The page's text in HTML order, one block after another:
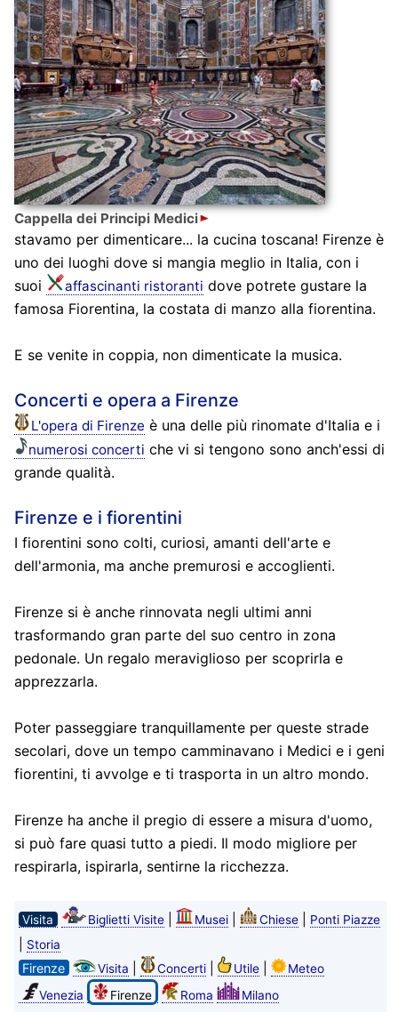
Cappella dei Principi Medici
stavamo per dimenticare... la cucina toscana! Firenze è
uno dei luoghi dove si mangia meglio in Italia, con i
suoi
affascinanti ristoranti dove potrete gustare la
famosa Fiorentina, la costata di manzo alla fiorentina.
E se venite in coppia, non dimenticate la musica.
Concerti e opera a Firenze
L'opera di Firenze è una delle più rinomate d'Italia e i
numerosi concerti che vi si tengono sono anch'essi di
grande qualità.
Firenze e i fiorentini
I fiorentini sono colti, curiosi, amanti dell'arte e
dell'armonia, ma anche premurosi e accoglienti.
Firenze si è anche rinnovata negli ultimi anni
trasformando gran parte del suo centro in zona
pedonale. Un regalo meraviglioso per scoprirla e
apprezzarla.
Poter passeggiare tranquillamente per queste strade
secolari, dove un tempo camminavano i Medici e i geni
fiorentini, ti avvolge e ti trasporta in un altro mondo.
Firenze ha anche il pregio di essere a misura d'uomo,
si può fare quasi tutto a piedi. Il modo migliore per
respirarla, ispirarla, sentirne la ricchezza.
Visita Biglietti Visite| Musei| Chiese| Ponti Piazze
Storia
Firenze Visita Concerti| Utile|
Meteo
Venezia
Firenze Roma Milano